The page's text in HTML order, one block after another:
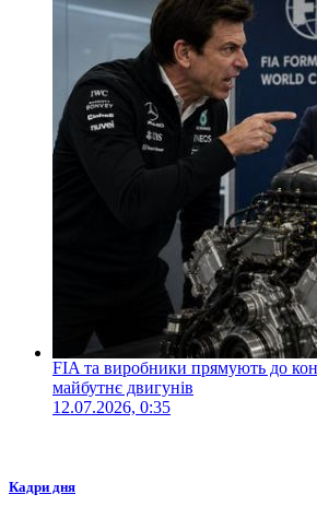
FIA та виробники прямують до
майбутнє двигунів
12.07.2026, 0:35
Кадри дня